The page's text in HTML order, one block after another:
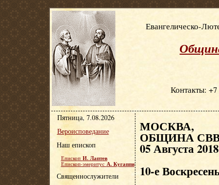
Евангелическо-
Контакты: +7
МОСКВА,
ОБЩИНА
05 Августа
10-е
Пятница, 7.08.2026
Вероисповедание
Наш епископ
Епископ И. Лаптев
Епископ-эмеритус А. Кугаппи
Священнослужители